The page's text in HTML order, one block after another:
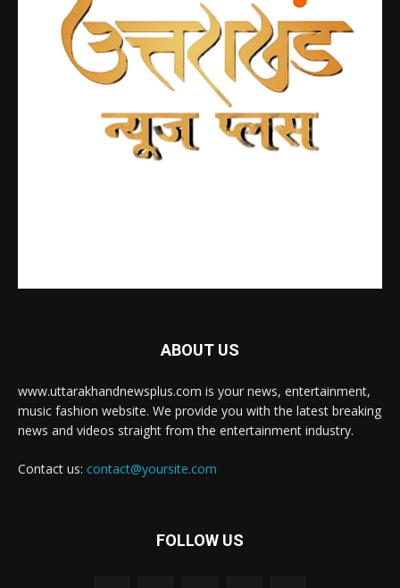
ABOUT US
www.uttarakhandnewsplus.com is your news, entertainment,
music fashion website. We provide you with the latest breaking
news and videos straight from the entertainment industry.
Contact us: contact@yoursite.com
FOLLOW US